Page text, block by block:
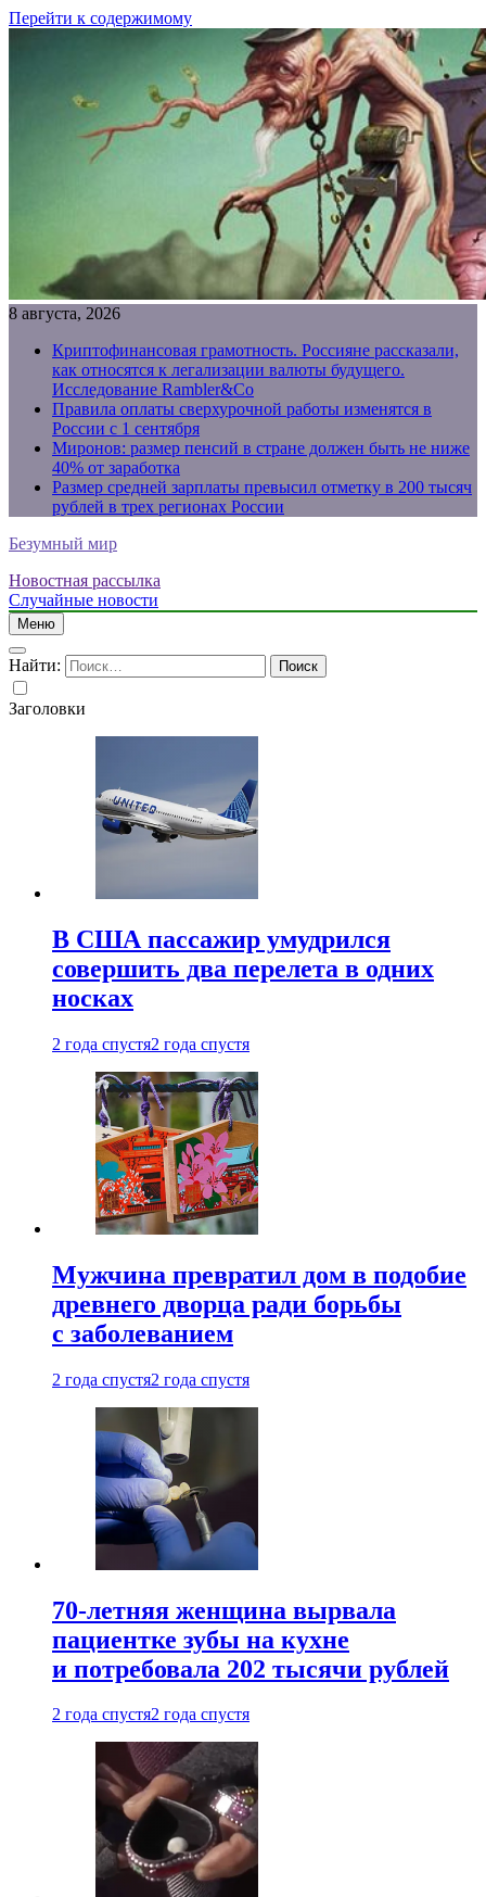
Перейти к содержимому
8 августа, 2026
Криптофинансовая грамотность. Россияне рассказали,
как относятся к легализации валюты будущего.
Исследование Rambler&Co
Правила оплаты сверхурочной работы изменятся в
России с 1 сентября
Миронов: размер пенсий в стране должен быть не ниже
40% от заработка
Размер средней зарплаты превысил отметку в 200 тысяч
рублей в трех регионах России
Безумный мир
Новостная рассылка
Случайные новости
Меню
Найти:
Заголовки
В США пассажир умудрился
совершить два перелета в одних
носках
2 года спустя2 года спустя
Мужчина превратил дом в подобие
древнего дворца ради борьбы
с заболеванием
2 года спустя2 года спустя
70-летняя женщина вырвала
пациентке зубы на кухне
и потребовала 202 тысячи рублей
2 года спустя2 года спустя